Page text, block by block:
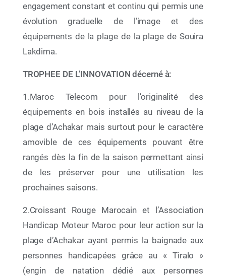
09 Mai 2026
Entre culture, transmission et conscience
environnementale, la Fondation Mohammed VI
pour la Protection de l’Environnement vous
donne rendez-vous à la 31ᵉ édition du Salon
International de l’Édition et du Livre
engagement constant et continu qui permis une
évolution graduelle de l’image et des
équipements de la plage de la plage de Souira
Lakdima.
TROPHEE DE L’INNOVATION décerné à:
1.Maroc Telecom pour l’originalité des
équipements en bois installés au niveau de la
plage d’Achakar mais surtout pour le caractère
amovible de ces équipements pouvant être
rangés dès la fin de la saison permettant ainsi
de les préserver pour une utilisation les
prochaines saisons.
2.Croissant Rouge Marocain et l’Association
Handicap Moteur Maroc pour leur action sur la
plage d’Achakar ayant permis la baignade aux
personnes handicapées grâce au « Tiralo »
(engin de natation dédié aux personnes